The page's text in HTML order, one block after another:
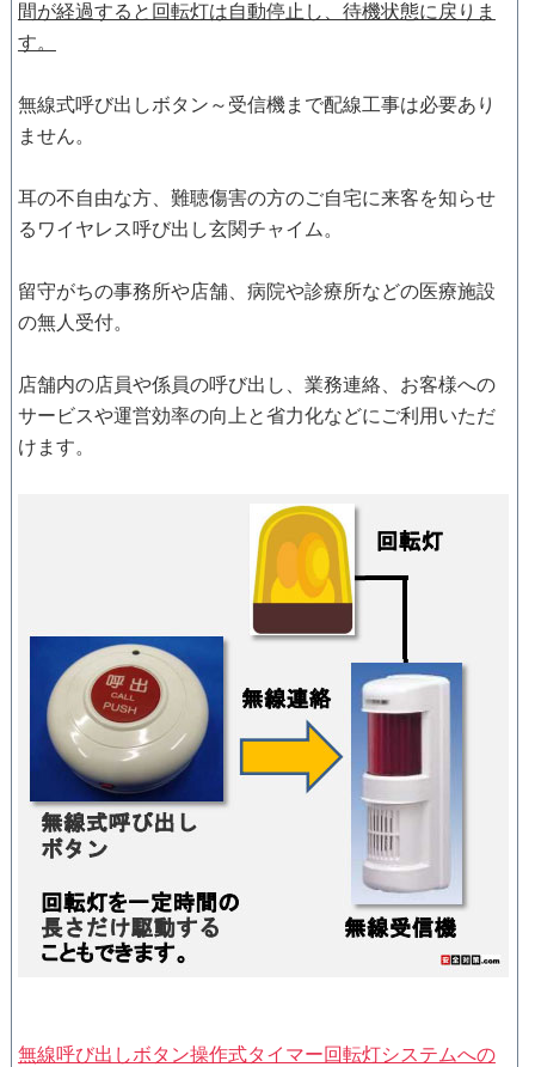
間が経過すると回転灯は自動停止し、待機状態に戻りま
す。
無線式呼び出しボタン～受信機まで配線工事は必要あり
ません。
耳の不自由な方、難聴傷害の方のご自宅に来客を知らせ
るワイヤレス呼び出し玄関チャイム。
留守がちの事務所や店舗、病院や診療所などの医療施設
の無人受付。
店舗内の店員や係員の呼び出し、業務連絡、お客様への
サービスや運営効率の向上と省力化などにご利用いただ
けます。
無線呼び出しボタン操作式タイマー回転灯システムへの